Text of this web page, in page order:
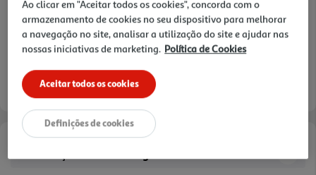
Ao clicar em "Aceitar todos os cookies", concorda com o
armazenamento de cookies no seu dispositivo para melhorar
a navegação no site, analisar a utilização do site e ajudar nas
nossas iniciativas de marketing. Política de Cookies
Aceitar todos os cookies
Definições de cookies